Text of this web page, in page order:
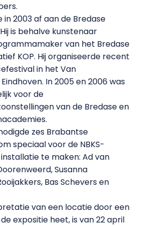
in 2003 af aan de Bredase
is behalve kunstenaar
van het Bredase
KOP. Hij organiseerde recent
in het Van
In 2005 en 2006 was
voor de
van de Bredase en
zes Brabantse
speciaal voor de NBKS-
te maken: Ad van
Susanna
Bas Schevers en
van een locatie door een
expositie heet, is van 22 april